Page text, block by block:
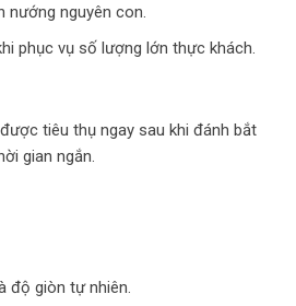
nướng nguyên con.
phục vụ số lượng lớn thực khách.
tiêu thụ ngay sau khi đánh bắt
gian ngắn.
độ giòn tự nhiên.